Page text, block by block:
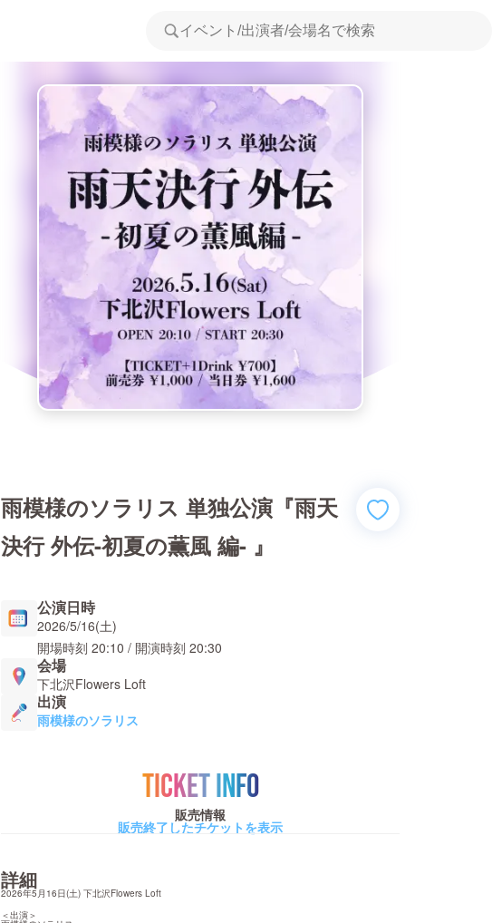
雨模様のソラリス 単独公演『雨天
決行 外伝-初夏の薫風 編- 』
公演日時
2026/5/16(土)
開場時刻 20:10 / 開演時刻 20:30
会場
下北沢Flowers Loft
出演
雨模様のソラリス
TICKET INFO
販売情報
販売終了したチケットを表示
詳細
2026年5月16日(土) 下北沢Flowers Loft
＜出演＞